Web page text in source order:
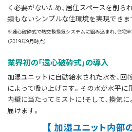
く必要がないため、居住スペースを削ら
類もないシンプルな住環境を実現できま
※遠心破砕式で熱交換換気システムに組み込まれ、住宅
（2019年9月時点）
業界初の｢遠心破砕式｣の導入
加湿ユニットに自動給水された水を、回
によって吸い上げます。その水が水平に
内壁に当たってミストに！そして、換気
届けます。